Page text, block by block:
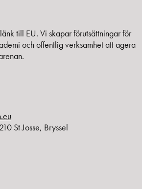
till EU. Vi skapar förutsättningar för
och offentlig verksamhet att agera
St Josse, Bryssel